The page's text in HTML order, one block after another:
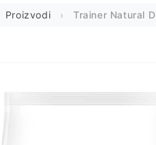
Proizvodi Trainer Natural